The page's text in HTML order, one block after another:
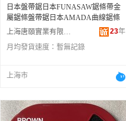
日本盤帶鋸日本FUNASAW鋸條帶金
屬鋸條盤帶鋸日本AMADA曲線鋸條
上海唐頤實業有限公司
23年
月均發貨速度： 暫無記錄
上海市